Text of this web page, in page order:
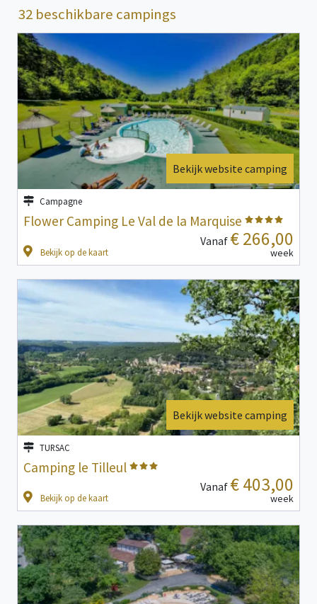
32 beschikbare campings
Bekijk website camping
Campagne
Flower Camping Le Val de la Marquise
Bekijk op de kaart
Vanaf € 266,00
week
Bekijk website camping
TURSAC
Camping le Tilleul
Bekijk op de kaart
Vanaf € 403,00
week